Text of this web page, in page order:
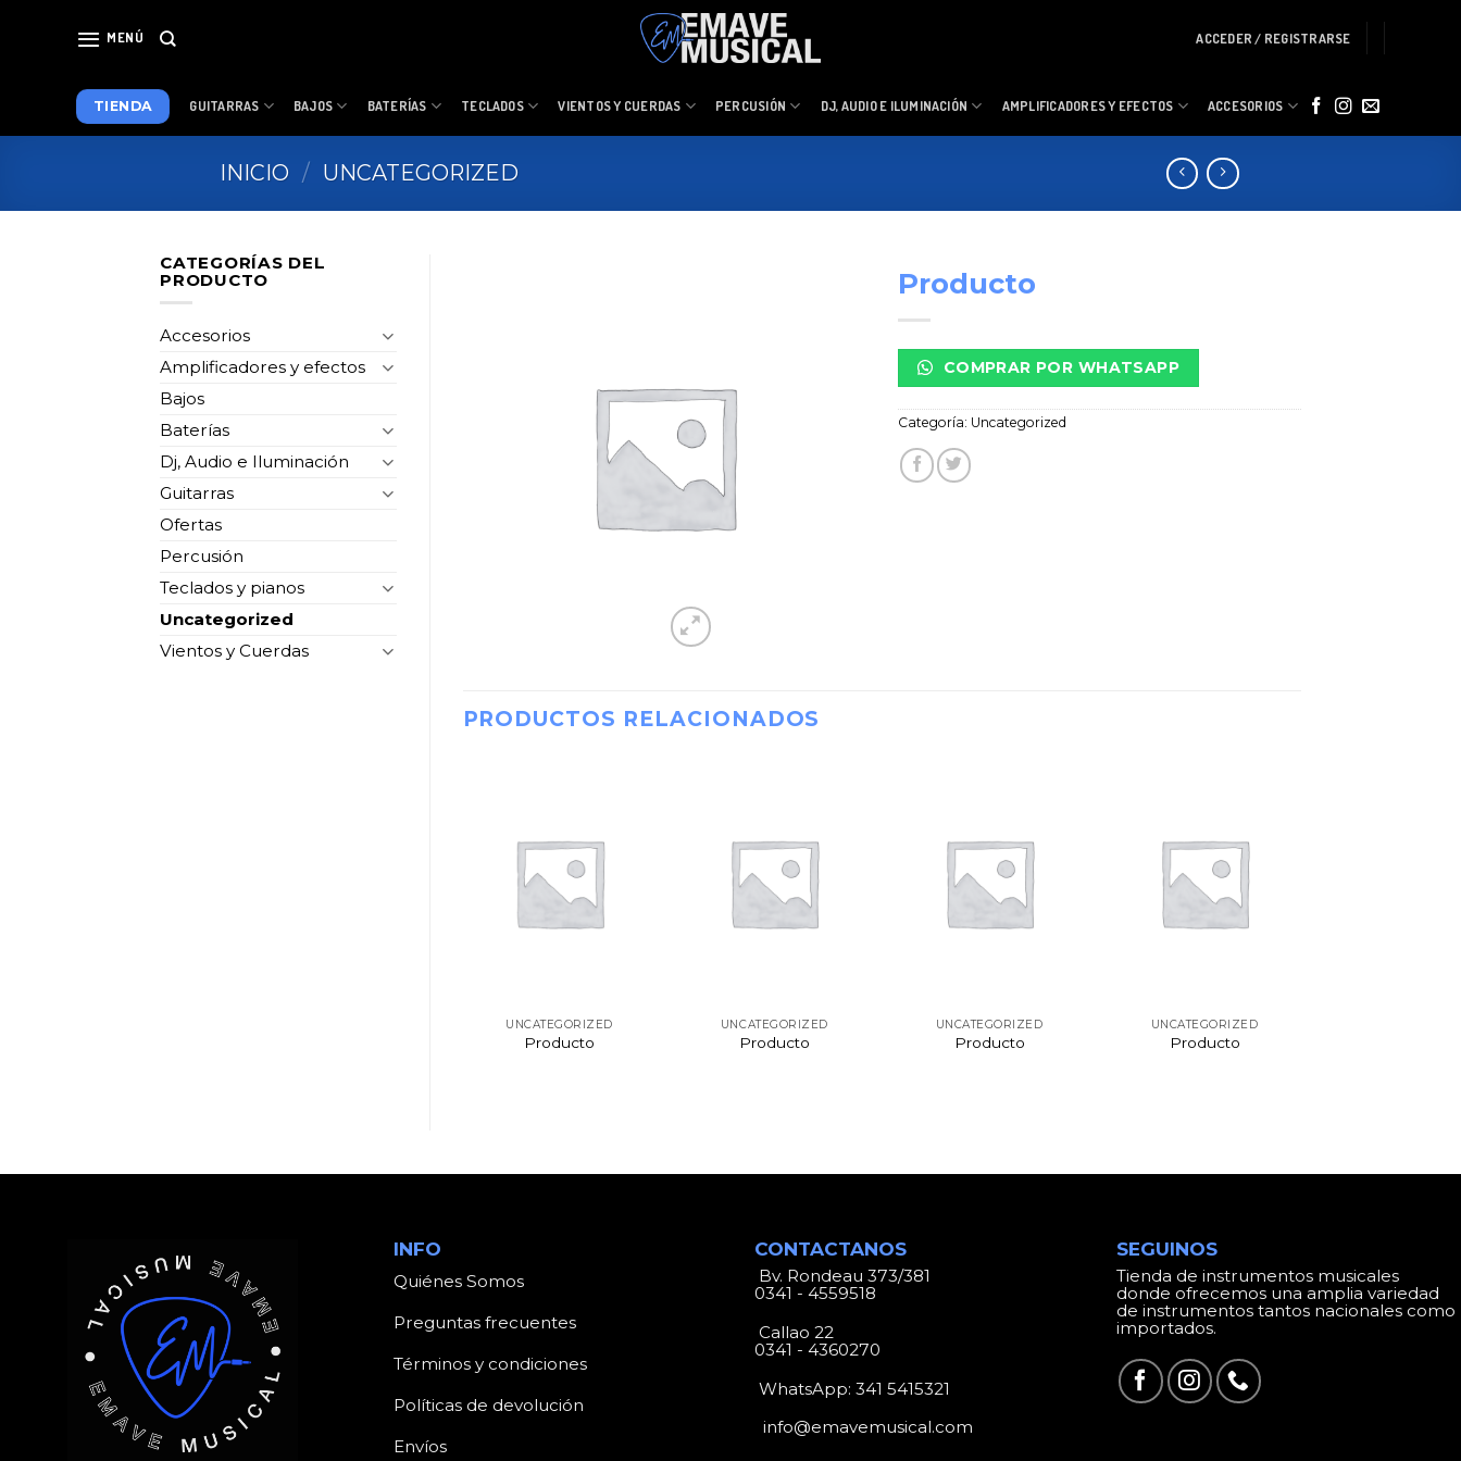
MENÚ ACCEDER / REGISTRARSE
TIENDA GUITARRAS BAJOS BATERÍAS TECLADOS VIENTOS Y CUERDAS PERCUSIÓN DJ, AUDIO E ILUMINACIÓN AMPLIFICADORES Y EFECTOS ACCESORIOS
INICIO / UNCATEGORIZED
CATEGORÍAS DEL
PRODUCTO
Accesorios
Amplificadores y efectos
Bajos
Baterías
Dj, Audio e Iluminación
Guitarras
Ofertas
Percusión
Teclados y pianos
Uncategorized
Vientos y Cuerdas
Producto
COMPRAR POR WHATSAPP
Categoría: Uncategorized
PRODUCTOS RELACIONADOS
UNCATEGORIZED
Producto
UNCATEGORIZED
Producto
UNCATEGORIZED
Producto
UNCATEGORIZED
Producto
INFO
Quiénes Somos
Preguntas frecuentes
Términos y condiciones
Políticas de devolución
Envíos
CONTACTANOS
Bv. Rondeau 373/381
0341 - 4559518
Callao 22
0341 - 4360270
WhatsApp:341 5415321
info@emavemusical.com
SEGUINOS
Tienda de instrumentos musicales
donde ofrecemos una amplia variedad
de instrumentos tantos nacionales como
importados.